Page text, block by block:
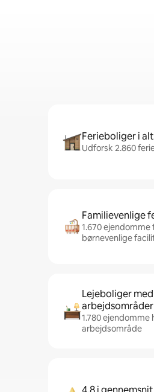
Ferieboliger i alt
Udforsk 2.860
Familievenlige
1.670
børnevenlige
Lejeboliger
arbejdsområder
1.780
arbejdsområde